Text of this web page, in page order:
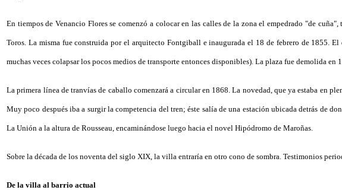
En tiempos de Venancio Flores se comenzó a colocar en las calles de la zona el empedrado "de
Toros. La misma fue construida por el arquitecto Fontgiball e inaugurada el 18 de febrero de 1855.
muchas veces colapsar los pocos medios de transporte entonces disponibles). La plaza fue demolida
La primera línea de tranvías de caballo comenzará a circular en 1868. La novedad, que ya estaba en
Muy poco después iba a surgir la competencia del tren; éste salía de una estación ubicada detrás de
La Unión a la altura de Rousseau, encaminándose luego hacia el novel Hipódromo de Maroñas.
Sobre la década de los noventa del siglo XIX, la villa entraría en otro cono de sombra. Testimonios
De la villa al barrio actual